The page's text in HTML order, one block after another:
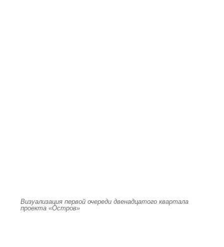
Визуализация первой очереди двенадцатого квартала
проекта «Остров»